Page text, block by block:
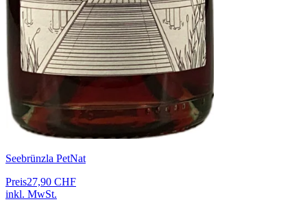
Seebrünzla PetNat
Preis27,90 CHF
inkl. MwSt.